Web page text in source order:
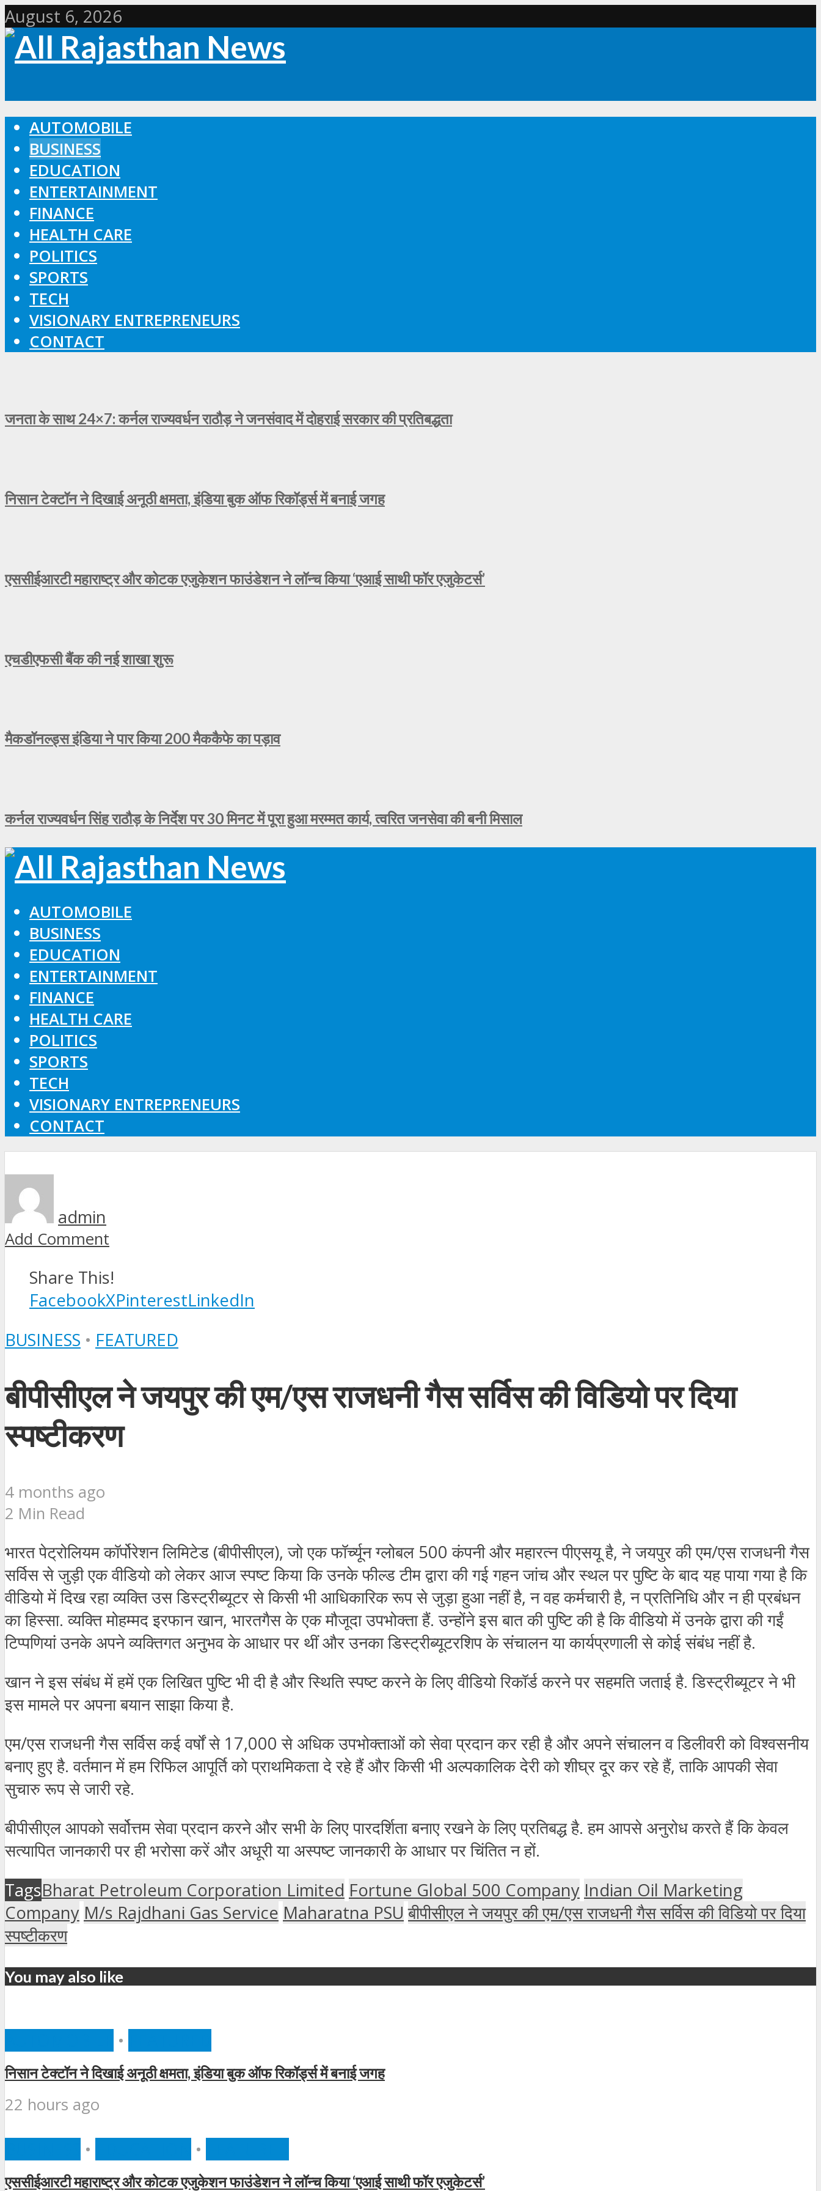
August 6, 2026
AUTOMOBILE
BUSINESS
EDUCATION
ENTERTAINMENT
FINANCE
HEALTH CARE
POLITICS
SPORTS
TECH
VISIONARY ENTREPRENEURS
CONTACT
जनता के साथ 24×7: कर्नल राज्यवर्धन राठौड़ ने जनसंवाद में दोहराई सरकार की प्रतिबद्धता
निसान टेक्टॉन ने दिखाई अनूठी क्षमता, इंडिया बुक ऑफ रिकॉर्ड्स में बनाई जगह
एससीईआरटी महाराष्ट्र और कोटक एजुकेशन फाउंडेशन ने लॉन्च किया ‘एआई साथी फॉर एजुकेटर्स’
एचडीएफसी बैंक की नई शाखा शुरू
मैकडॉनल्ड्स इंडिया ने पार किया 200 मैककैफे का पड़ाव
कर्नल राज्यवर्धन सिंह राठौड़ के निर्देश पर 30 मिनट में पूरा हुआ मरम्मत कार्य, त्वरित जनसेवा की बनी मिसाल
AUTOMOBILE
BUSINESS
EDUCATION
ENTERTAINMENT
FINANCE
HEALTH CARE
POLITICS
SPORTS
TECH
VISIONARY ENTREPRENEURS
CONTACT
admin
Add Comment
Share This!
FacebookXPinterestLinkedIn
BUSINESS • FEATURED
बीपीसीएल ने जयपुर की एम/एस राजधनी गैस सर्विस की विडियो पर दिया
स्पष्टीकरण
4 months ago
2 Min Read
भारतपेट्रोलियमकॉर्पोरेशनलिमिटेड (बीपीसीएल),जोएकफॉर्च्यूनग्लोबल 500कंपनीऔरमहारत्नपीएसयूहै,नेजयपुरकीएम/एसराजधनीगैस
सर्विससेजुड़ीएकवीडियोकोलेकरआजस्पष्टकियाकिउनकेफील्डटीमद्वाराकीगईगहनजांचऔरस्थलपरपुष्टिकेबादयहपायागयाहैकि
वीडियोमेंदिखरहाव्यक्तिउसडिस्ट्रीब्यूटरसेकिसीभीआधिकारिकरूपसेजुड़ाहुआनहींहै,नवहकर्मचारीहै,नप्रतिनिधिऔरनहीप्रबंधन
काहिस्सा.व्यक्तिमोहम्मदइरफानखान, भारतगैसकेएकमौजूदाउपभोक्ताहैं.उन्होंनेइसबातकीपुष्टिकीहैकिवीडियोमेंउनकेद्वाराकीगईं
टिप्पणियांउनके अपनेव्यक्तिगत अनुभवकेआधारपर थींऔरउनकाडिस्ट्रीब्यूटरशिपकेसंचालनयाकार्यप्रणालीसेकोईसंबंधनहींहै.
खाननेइससंबंधमेंहमेंएकलिखितपुष्टिभीदीहैऔरस्थितिस्पष्टकरनेकेलिएवीडियोरिकॉर्डकरनेपरसहमतिजताईहै.डिस्ट्रीब्यूटरनेभी
इसमामलेपर अपनाबयानसाझाकियाहै.
एम/एसराजधनीगैससर्विसकईवर्षोंसे17,000से अधिकउपभोक्ताओंकोसेवाप्रदानकररहीहैऔर अपनेसंचालनवडिलीवरीकोविश्वसनीय
बनाएहुएहै.वर्तमानमेंहमरिफिलआपूर्तिकोप्राथमिकतादेरहेहैंऔरकिसीभी अल्पकालिकदेरीकोशीघ्रदूरकररहेहैं,ताकिआपकीसेवा
सुचारुरूपसेजारीरहे.
बीपीसीएलआपकोसर्वोत्तमसेवाप्रदानकरनेऔरसभीकेलिएपारदर्शिताबनाएरखनेकेलिएप्रतिबद्धहै.हमआपसे अनुरोधकरतेहैंकिकेवल
सत्यापितजानकारीपरहीभरोसाकरेंऔर अधूरीया अस्पष्टजानकारीकेआधारपरचिंतितनहों.
TagsBharat Petroleum Corporation Limited Fortune Global 500 Company Indian Oil Marketing
Company M/s Rajdhani Gas Service Maharatna PSU बीपीसीएल ने जयपुर की एम/एस राजधनी गैस सर्विस की विडियो पर दिया
स्पष्टीकरण
You may also like
•
निसान टेक्टॉन ने दिखाई अनूठी क्षमता, इंडिया बुक ऑफ रिकॉर्ड्स में बनाई जगह
22 hours ago
• •
एससीईआरटी महाराष्ट्र और कोटक एजुकेशन फाउंडेशन ने लॉन्च किया ‘एआई साथी फॉर एजुकेटर्स’